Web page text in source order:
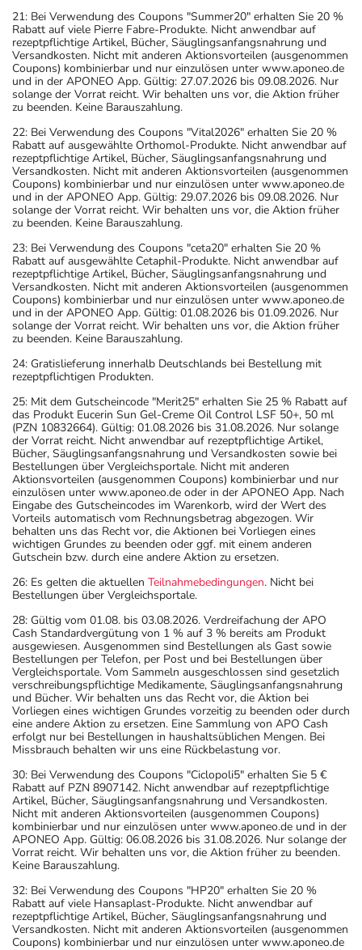
21: Bei Verwendung des Coupons "Summer20" erhalten Sie 20 %
Rabatt auf viele Pierre Fabre-Produkte. Nicht anwendbar auf
rezeptpflichtige Artikel, Bücher, Säuglingsanfangsnahrung und
Versandkosten. Nicht mit anderen Aktionsvorteilen (ausgenommen
Coupons) kombinierbar und nur einzulösen unter www.aponeo.de
und in der APONEO App. Gültig: 27.07.2026 bis 09.08.2026. Nur
solange der Vorrat reicht. Wir behalten uns vor, die Aktion früher
zu beenden. Keine Barauszahlung.
22: Bei Verwendung des Coupons "Vital2026" erhalten Sie 20 %
Rabatt auf ausgewählte Orthomol-Produkte. Nicht anwendbar auf
rezeptpflichtige Artikel, Bücher, Säuglingsanfangsnahrung und
Versandkosten. Nicht mit anderen Aktionsvorteilen (ausgenommen
Coupons) kombinierbar und nur einzulösen unter www.aponeo.de
und in der APONEO App. Gültig: 29.07.2026 bis 09.08.2026. Nur
solange der Vorrat reicht. Wir behalten uns vor, die Aktion früher
zu beenden. Keine Barauszahlung.
23: Bei Verwendung des Coupons "ceta20" erhalten Sie 20 %
Rabatt auf ausgewählte Cetaphil-Produkte. Nicht anwendbar auf
rezeptpflichtige Artikel, Bücher, Säuglingsanfangsnahrung und
Versandkosten. Nicht mit anderen Aktionsvorteilen (ausgenommen
Coupons) kombinierbar und nur einzulösen unter www.aponeo.de
und in der APONEO App. Gültig: 01.08.2026 bis 01.09.2026. Nur
solange der Vorrat reicht. Wir behalten uns vor, die Aktion früher
zu beenden. Keine Barauszahlung.
24: Gratislieferung innerhalb Deutschlands bei Bestellung mit
rezeptpflichtigen Produkten.
25: Mit dem Gutscheincode "Merit25" erhalten Sie 25 % Rabatt auf
das Produkt Eucerin Sun Gel-Creme Oil Control LSF 50+, 50 ml
(PZN 10832664). Gültig: 01.08.2026 bis 31.08.2026. Nur solange
der Vorrat reicht. Nicht anwendbar auf rezeptpflichtige Artikel,
Bücher, Säuglingsanfangsnahrung und Versandkosten sowie bei
Bestellungen über Vergleichsportale. Nicht mit anderen
Aktionsvorteilen (ausgenommen Coupons) kombinierbar und nur
einzulösen unter www.aponeo.de oder in der APONEO App. Nach
Eingabe des Gutscheincodes im Warenkorb, wird der Wert des
Vorteils automatisch vom Rechnungsbetrag abgezogen. Wir
behalten uns das Recht vor, die Aktionen bei Vorliegen eines
wichtigen Grundes zu beenden oder ggf. mit einem anderen
Gutschein bzw. durch eine andere Aktion zu ersetzen.
26: Es gelten die aktuellen Teilnahmebedingungen. Nicht bei
Bestellungen über Vergleichsportale.
28: Gültig vom 01.08. bis 03.08.2026. Verdreifachung der APO
Cash Standardvergütung von 1 % auf 3 % bereits am Produkt
ausgewiesen. Ausgenommen sind Bestellungen als Gast sowie
Bestellungen per Telefon, per Post und bei Bestellungen über
Vergleichsportale. Vom Sammeln ausgeschlossen sind gesetzlich
verschreibungspflichtige Medikamente, Säuglingsanfangsnahrung
und Bücher. Wir behalten uns das Recht vor, die Aktion bei
Vorliegen eines wichtigen Grundes vorzeitig zu beenden oder durch
eine andere Aktion zu ersetzen. Eine Sammlung von APO Cash
erfolgt nur bei Bestellungen in haushaltsüblichen Mengen. Bei
Missbrauch behalten wir uns eine Rückbelastung vor.
30: Bei Verwendung des Coupons "Ciclopoli5" erhalten Sie 5 €
Rabatt auf PZN 8907142. Nicht anwendbar auf rezeptpflichtige
Artikel, Bücher, Säuglingsanfangsnahrung und Versandkosten.
Nicht mit anderen Aktionsvorteilen (ausgenommen Coupons)
kombinierbar und nur einzulösen unter www.aponeo.de und in der
APONEO App. Gültig: 06.08.2026 bis 31.08.2026. Nur solange der
Vorrat reicht. Wir behalten uns vor, die Aktion früher zu beenden.
Keine Barauszahlung.
32: Bei Verwendung des Coupons "HP20" erhalten Sie 20 %
Rabatt auf viele Hansaplast-Produkte. Nicht anwendbar auf
rezeptpflichtige Artikel, Bücher, Säuglingsanfangsnahrung und
Versandkosten. Nicht mit anderen Aktionsvorteilen (ausgenommen
Coupons) kombinierbar und nur einzulösen unter www.aponeo.de